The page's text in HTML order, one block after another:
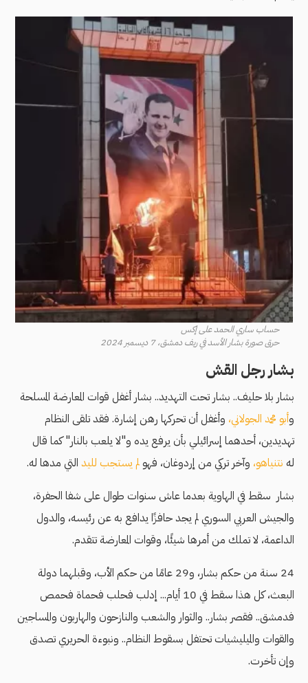
حساب ساري الحمد على إكس
حرق صورة بشار الأسد في ريف دمشق، 7 ديسمبر 2024
بشار رجل القش
بشار بلا حليف.. بشار تحت التهديد.. بشار أغفل قوات المعارضة المسلحة
وأبو محمد الجولاني، وأغفل أن تحركها رهن إشارة. فقد تلقى النظام
تهديدين، أحدهما إسرائيلي بأن يرفع يده و"لا يلعب بالنار" كما قال
له نتنياهو، وآخر تركي من إردوغان، فهولم يستجب لليد التي مدها له.
بشار سقط في الهاوية بعدما عاش سنوات طوال على شفا الحفرة،
والجيش العربي السوري لم يجد حافزًا يدافع به عن رئيسه، والدول
الداعمة، لا تملك من أمرها شيئًا، وقوات المعارضة تتقدم.
24 سنة من حكم بشار، و29 عامًا من حكم الأب، وقبلهما دولة
البعث، كل هذا سقط في 10 أيام... إدلب فحلب فحماة فحمص
فدمشق.. فقصر بشار.. والثوار والشعب والنازحون والهاربون والمساجين
والقوات والميليشيات تحتفل بسقوط النظام.. ونبوءة الحريري تصدق
وإن تأخرت.